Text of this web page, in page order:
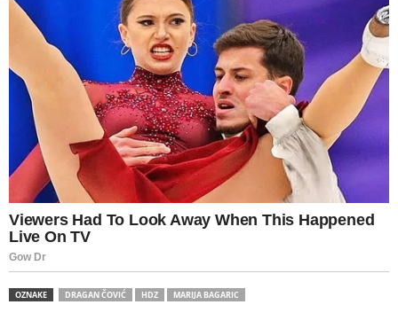
OZNAKE DRAGAN ČOVIĆ HDZ MARIJA BAGARIC